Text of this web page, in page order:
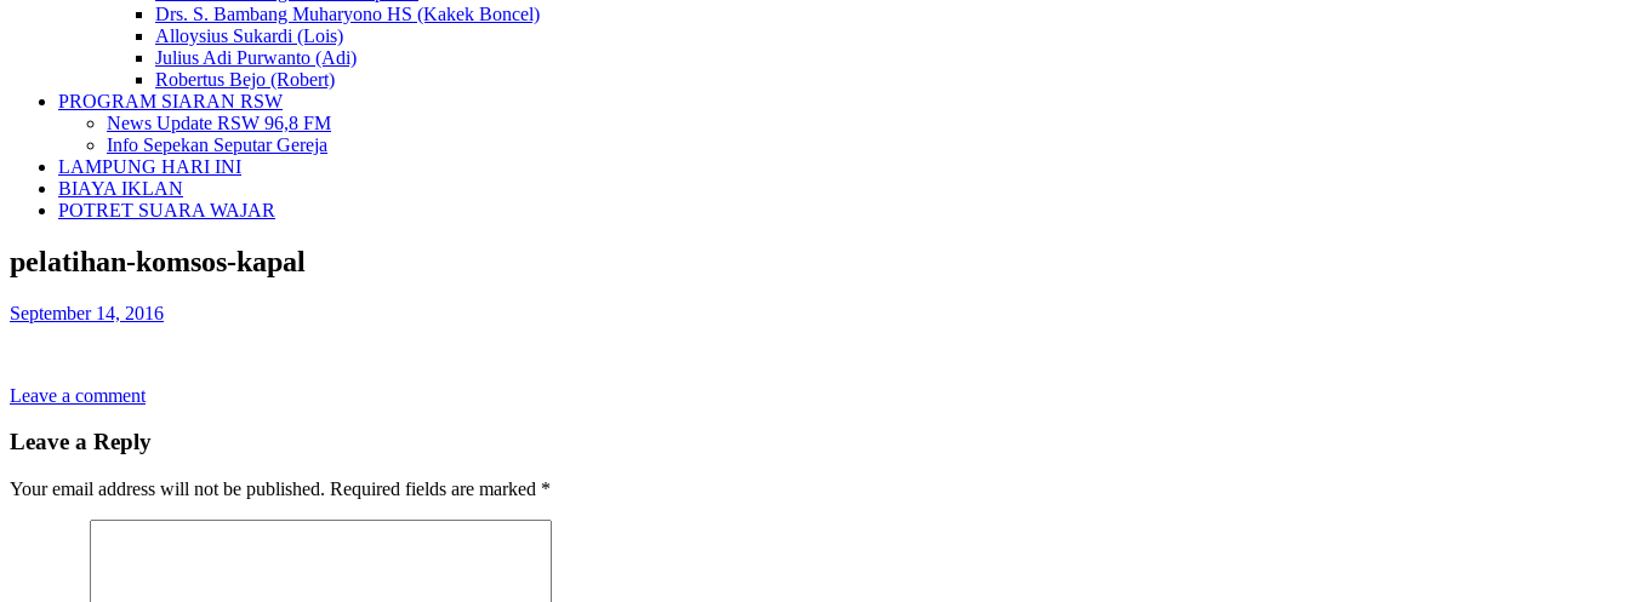
Drs. S. Bambang Muharyono HS (Kakek Boncel)
Alloysius Sukardi (Lois)
Julius Adi Purwanto (Adi)
Robertus Bejo (Robert)
PROGRAM SIARAN RSW
News Update RSW 96,8 FM
Info Sepekan Seputar Gereja
LAMPUNG HARI INI
BIAYA IKLAN
POTRET SUARA WAJAR
pelatihan-komsos-kapal
September 14, 2016
Leave a comment
Leave a Reply
Your email address will not be published. Required fields are marked *